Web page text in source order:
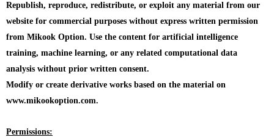
Republish, reproduce, redistribute, or exploit any material from our
website for commercial purposes without express written permission
from Mikook Option. Use the content for artificial intelligence
training, machine learning, or any related computational data
analysis without prior written consent.
Modify or create derivative works based on the material on
www.mikookoption.com.
Permissions: